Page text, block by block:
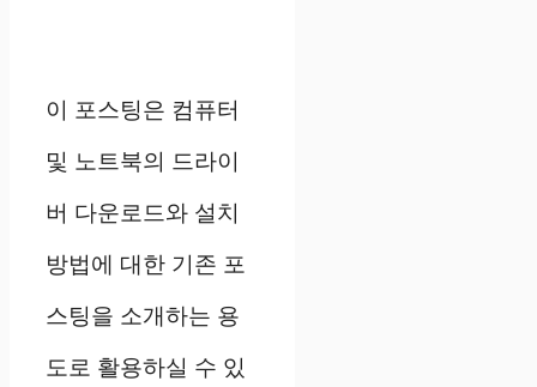
이 포스팅은 컴퓨터
및 노트북의 드라이
버 다운로드와 설치
방법에 대한 기존 포
스팅을 소개하는 용
도로 활용하실 수 있